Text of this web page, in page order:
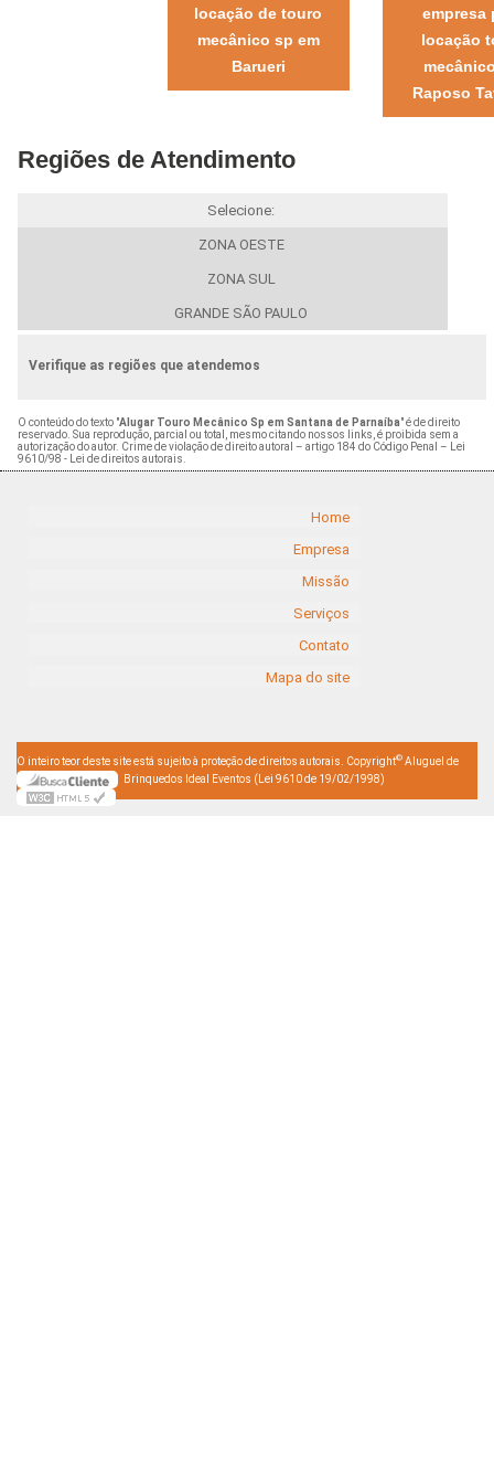
locação de touro
mecânico sp em
Barueri
empresa
locação
Raposo
Regiões de Atendimento
Selecione:
ZONA OESTE
ZONA SUL
GRANDE SÃO PAULO
Verifique as regiões que atendemos
O conteúdo do texto "Alugar Touro Mecânico Sp em Santana de Parnaíba" é de direito
reservado. Sua reprodução, parcial ou total, mesmo citando nossos links, é proibida sem a
autorização do autor. Crime de violação de direito autoral – artigo 184 do Código Penal – Lei
9610/98 - Lei de direitos autorais.
Home
Empresa
Missão
Serviços
Contato
Mapa do site
O inteiro teor deste site está sujeito à proteção de direitos autorais. Copyright© Aluguel de
Brinquedos Ideal Eventos (Lei 9610 de 19/02/1998)